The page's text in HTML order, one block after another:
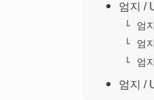
엄지 /
엄
엄
엄
엄지 /